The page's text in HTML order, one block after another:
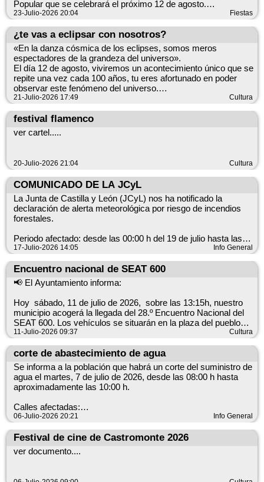
Popular que se celebrará el próximo 12 de agosto.
el número de asistentes, se abre el plazo de venta de
entradas, que permanecerá abierto hasta el día 4 de agosto a
las 23:00 horas.
Os animamos a adquirir vuestra entrada dentro del plazo
establecido para facilitar la organización del evento y disfrutar
juntos de una gran jornada de convivencia.
¡Os esperamos!
https://www.castromonte.es/fiestas-de-la-virgen-y-san-
23-Julio-2026 20:04 Fiestas
¿te vas a eclipsar con nosotros?
«En la danza cósmica de los eclipses, somos meros
espectadores de la grandeza del universo».
El día 12 de agosto, viviremos un acontecimiento único que se
repite una vez cada 100 años, tu eres afortunado en poder
observar este fenómeno del universo.
El Ayuntamiento de Castromonte te va a ofrecer gratuitamente
agosto en el Ayuntamiento, para que puedas contemplar este
fenómeno natural y puedas disfrutar de que cuando la luz del
sol es interrumpida, es cuando vemos la verdadera belleza y
Tu Ayuntamiento siempre pendiente de tí.
os adjuntamos una foto de las gafas que obsequiaremos.
21-Julio-2026 17:49 Cultura
festival flamenco
ver cartel.....
20-Julio-2026 21:04 Cultura
COMUNICADO DE LA JCyL
La Junta de Castilla y León (JCyL) nos ha notificado la
declaración de alerta meteorológica por riesgo de incendios
forestales.
Periodo afectado: desde las 00:00 h del 19 de julio hasta las
23:59 h del 22 de julio (hora local, Europa/Madrid).
Prohibiciones durante la alerta:
Queda prohibido hacer barbacoas. Queda prohibido el uso de
fuegos artificiales. Queda prohibido encender hogueras.
Recomendaciones:
Evitar cualquier actividad que pueda generar chispas o llamas
en el entorno forestal. Mantener la máxima precaución al
transitar por zonas rurales y respetar la señalización y las
indicaciones de los servicios de emergencia. Si observa humo
o fuego, avise inmediatamente a los servicios de emergencia.
Datos clave:
Inicio: 00:00 h del 19 de julio (hora local, Europa/Madrid). Fin:
23:59 h del 22 de julio (hora local, Europa/Madrid). Actividades
prohibidas: barbacoas, fuegos artificiales y hogueras.
17-Julio-2026 14:05 Info General
Encuentro nacional de SEAT 600
📢 El Ayuntamiento informa:
Hoy sábado, 11 de julio de 2026, sobre las 13:15h, nuestro
municipio acogerá la llegada del 28.º Encuentro Nacional del
SEAT 600. Los vehículos se situarán en la plaza del pueblo
durante la concentración, cuyo tiempo estimado de
Rogamos a las vecinas y los vecinos que no estacionen
vehículos en la plaza mientras dure la concentración para
facilitar el desarrollo del acto.
Se adjunta el cartel anunciador.
Datos clave
Evento: 28.º Encuentro Nacional del SEAT 600 Fecha: sábado,
11 de julio de 2026 Lugar: plaza del pueblo Duración
11-Julio-2026 09:37 Cultura
corte de abastecimiento de agua
Se informa a la población que habrá un corte del suministro de
agua el martes, 7 de julio de 2026, desde las 08:00 h hasta
aproximadamente las 10:00 h.
Calles afectadas:
Disculpen las molestias. ℹ️
Datos clave
Servicio afectado: suministro de agua Calles afectadas: Corro
06-Julio-2026 20:21 Info General
Festival de cine de Castromonte 2026
ver documento....